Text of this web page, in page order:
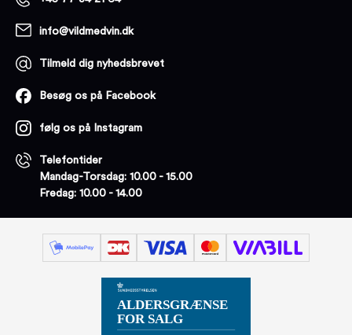
info@vildmedvin.dk
Tilmeld dig nyhedsbrevet
Besøg os på Facebook
følg os på Instagram
Telefontider
Mandag-Torsdag: 10.00 - 15.00
Fredag: 10.00 - 14.00